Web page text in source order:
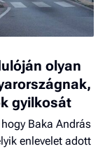
olyan
gyilkosát
Baka András
enlevelet adott